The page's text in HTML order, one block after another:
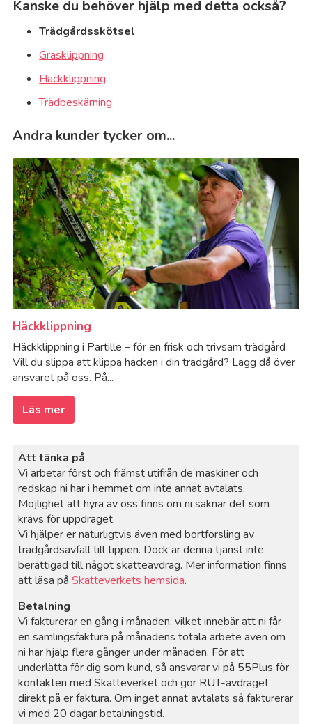
Kanske du behöver hjälp med detta också?
Trädgårdsskötsel
Gräsklippning
Häckklippning
Trädbeskärning
Andra kunder tycker om...
Häckklippning
Häckklippning i Partille – för en frisk och trivsam trädgård
Vill du slippa att klippa häcken i din trädgård? Lägg då över
ansvaret på oss. På...
Läs mer
Att tänka på
Vi arbetar först och främst utifrån de maskiner och
redskap ni har i hemmet om inte annat avtalats.
Möjlighet att hyra av oss finns om ni saknar det som
krävs för uppdraget.
Vi hjälper er naturligtvis även med bortforsling av
trädgårdsavfall till tippen. Dock är denna tjänst inte
berättigad till något skatteavdrag. Mer information finns
att läsa påSkatteverkets hemsida.
Betalning
Vi fakturerar en gång i månaden, vilket innebär att ni får
en samlingsfaktura på månadens totala arbete även om
ni har hjälp flera gånger under månaden. För att
underlätta för dig som kund, så ansvarar vi på 55Plus för
kontakten med Skatteverket och gör RUT-avdraget
direkt på er faktura. Om inget annat avtalats så fakturerar
vi med 20 dagar betalningstid.